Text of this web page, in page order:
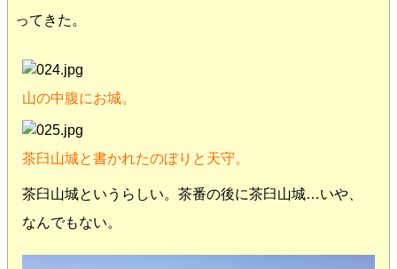
ってきた。
山の中腹にお城。
茶臼山城と書かれたのぼりと天守。
茶臼山城というらしい。茶番の後に茶臼山城…いや、
なんでもない。